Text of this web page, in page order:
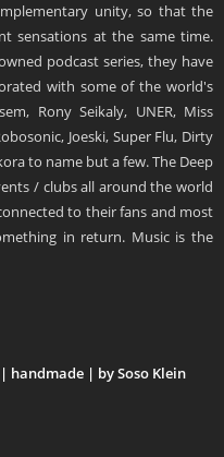
unity, so that the
sensations at the same time.
podcast series, they have
with some of the world's
Rony Seikaly, UNER, Miss
Joeski, Super Flu, Dirty
to name but a few. The Deep
/ clubs all around the world
to their fans and most
in return. Music is the
handmade | by Soso Klein